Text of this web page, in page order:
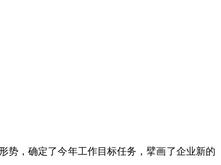
势，确定了今年工作目标任务，擘画了企业新的